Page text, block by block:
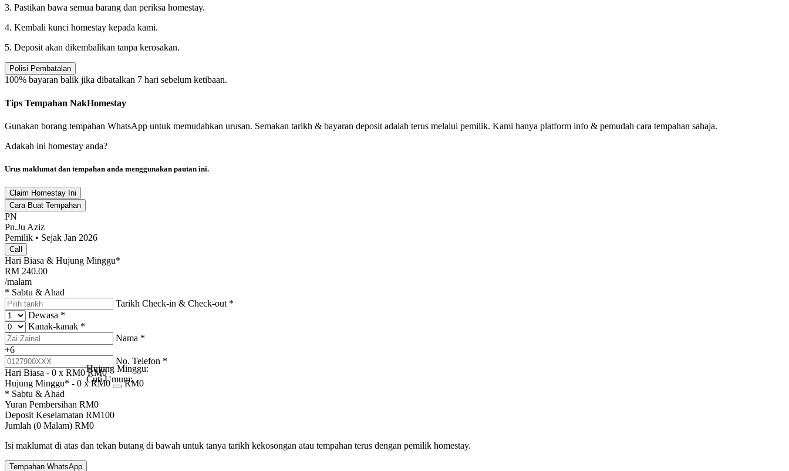
3. Pastikan bawa semua barang dan periksa homestay.
4. Kembali kunci homestay kepada kami.
5. Deposit akan dikembalikan tanpa kerosakan.
Polisi Pembatalan
100% bayaran balik jika dibatalkan 7 hari sebelum ketibaan.
Tips Tempahan NakHomestay
Gunakan borang tempahan WhatsApp untuk memudahkan urusan. Semakan tarikh & bayaran deposit adalah terus melalui pemilik. Kami hanya platform info & pemudah cara tempahan sahaja.
Adakah ini homestay anda?
Urus maklumat dan tempahan anda menggunakan pautan ini.
Claim Homestay Ini
Cara Buat Tempahan
PN
Pn.Ju Aziz
Pemilik • Sejak Jan 2026
Call
Hari Biasa & Hujung Minggu*
RM 240.00
/malam
* Sabtu & Ahad
Tarikh Check-in & Check-out *
Dewasa *
Kanak-kanak *
Nama *
+6
No. Telefon *
Hari Biasa - 0 x RM0 RM0
Hujung Minggu* - 0 x RM0
Hujung Minggu:
Cuti Umum:RM0
* Sabtu & Ahad
Yuran Pembersihan RM0
Deposit Keselamatan RM100
Jumlah (0 Malam) RM0
Isi maklumat di atas dan tekan butang di bawah untuk tanya tarikh kekosongan atau tempahan terus dengan pemilik homestay.
Tempahan WhatsApp